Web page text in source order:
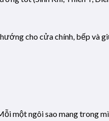
cho cửa chính, bếp và
một ngôi sao mang trong